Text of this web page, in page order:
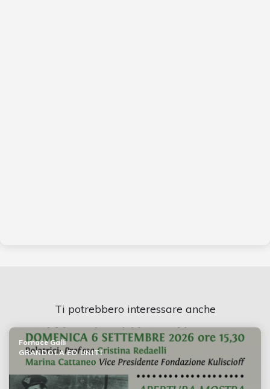
Ti potrebbero interessare anche
Fornace Galli
GRANDOLA ED UNITI